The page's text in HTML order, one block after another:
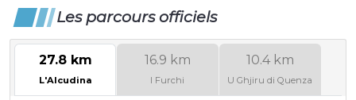
Les parcours officiels
27.8 km
L'Alcudina
16.9 km
I Furchi
10.4 km
U Ghjiru di Quenza